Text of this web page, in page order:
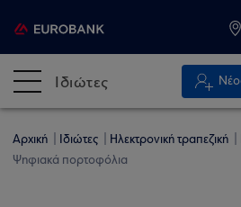
Ιδιώτες
Αρχική Ιδιώτες Ηλεκτρονική τραπεζική
Ψηφιακά πορτοφόλια